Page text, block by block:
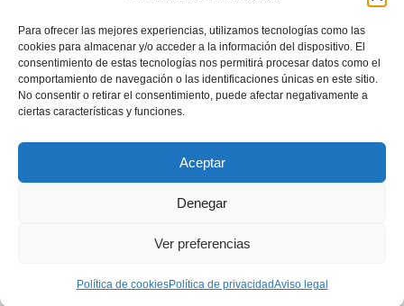
Para ofrecer las mejores experiencias, utilizamos tecnologías como las
cookies para almacenar y/o acceder a la información del dispositivo. El
consentimiento de estas tecnologías nos permitirá procesar datos como el
comportamiento de navegación o las identificaciones únicas en este sitio.
No consentir o retirar el consentimiento, puede afectar negativamente a
ciertas características y funciones.
Aceptar
Denegar
Ver preferencias
Política de cookiesPolítica de privacidadAviso legal
Participa Contacta
rioja@pp.es
política de cookiesdel Partido Popular.